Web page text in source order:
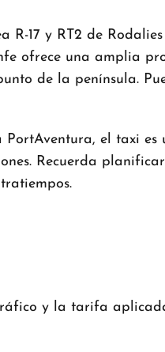
17 y RT2 de
ofrece una amplia
de la península.
el taxi es
Recuerda
y la tarifa